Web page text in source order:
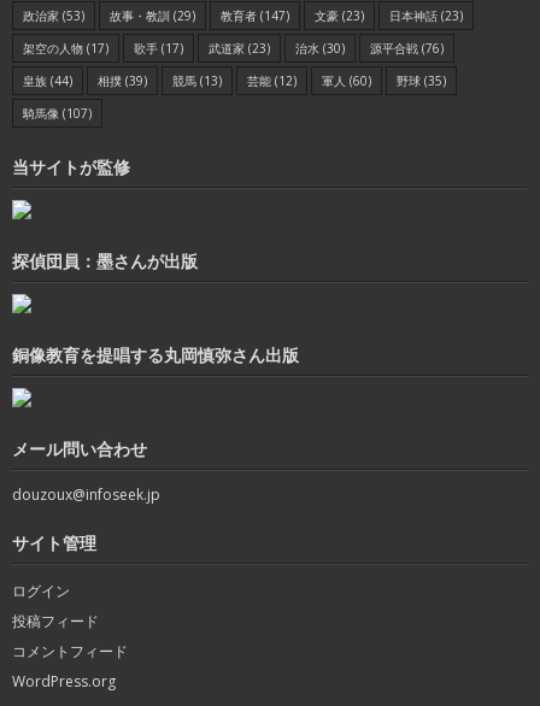
政治家 (53) 故事・教訓 (29) 教育者 (147) 文豪 (23) 日本神話 (23)
架空の人物 (17) 歌手 (17) 武道家 (23) 治水 (30) 源平合戦 (76)
皇族 (44) 相撲 (39) 競馬 (13) 芸能 (12) 軍人 (60) 野球 (35)
騎馬像 (107)
当サイトが監修
探偵団員：墨さんが出版
銅像教育を提唱する丸岡慎弥さん出版
メール問い合わせ
douzoux@infoseek.jp
サイト管理
ログイン
投稿フィード
コメントフィード
WordPress.org